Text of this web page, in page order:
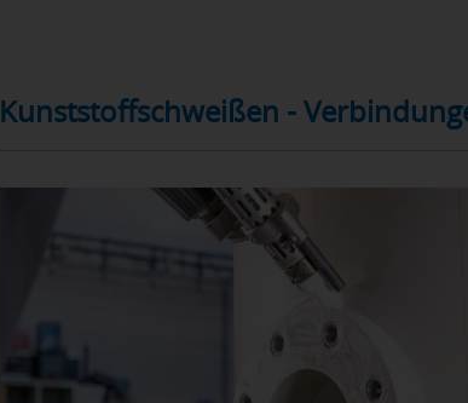
Kunststoffschweißen -